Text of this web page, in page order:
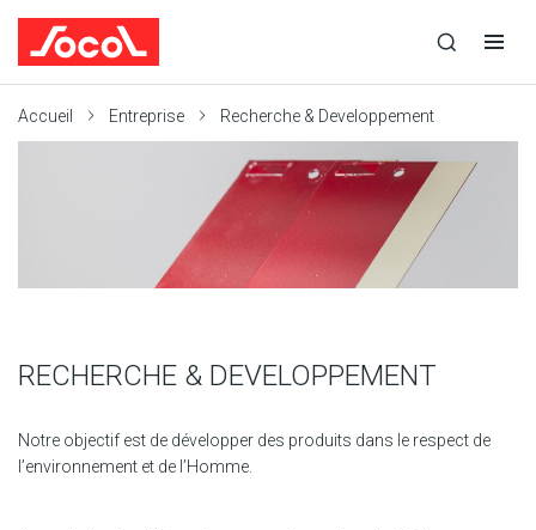
recherche
recherche
navigation
Accueil Entreprise Recherche & Developpement
RECHERCHE & DEVELOPPEMENT
Notre objectif est de développer des produits dans le respect de
l’environnement et de l’Homme.